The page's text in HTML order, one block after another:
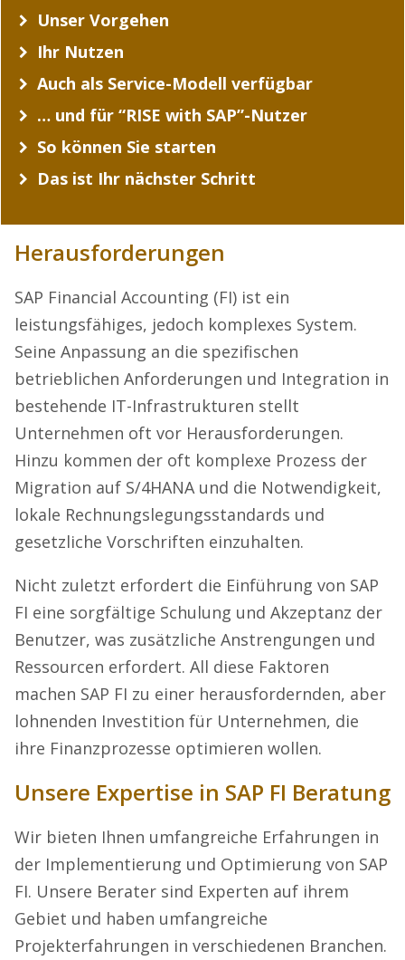
Unser Vorgehen
Ihr Nutzen
Auch als Service-Modell verfügbar
… und für “RISE with SAP”-Nutzer
So können Sie starten
Das ist Ihr nächster Schritt
Herausforderungen
SAP Financial Accounting (FI) ist ein
leistungsfähiges, jedoch komplexes System.
Seine Anpassung an die spezifischen
betrieblichen Anforderungen und Integration in
bestehende IT-Infrastrukturen stellt
Unternehmen oft vor Herausforderungen.
Hinzu kommen der oft komplexe Prozess der
Migration auf S/4HANA und die Notwendigkeit,
lokale Rechnungslegungsstandards und
gesetzliche Vorschriften einzuhalten.
Nicht zuletzt erfordert die Einführung von SAP
FI eine sorgfältige Schulung und Akzeptanz der
Benutzer, was zusätzliche Anstrengungen und
Ressourcen erfordert. All diese Faktoren
machen SAP FI zu einer herausfordernden, aber
lohnenden Investition für Unternehmen, die
ihre Finanzprozesse optimieren wollen.
Unsere Expertise in SAP FI Beratung
Wir bieten Ihnen umfangreiche Erfahrungen in
der Implementierung und Optimierung von SAP
FI. Unsere Berater sind Experten auf ihrem
Gebiet und haben umfangreiche
Projekterfahrungen in verschiedenen Branchen.